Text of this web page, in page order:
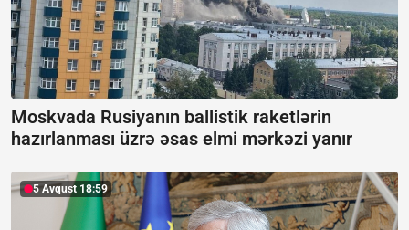
Moskvada Rusiyanın ballistik raketlərin
hazırlanması üzrə əsas elmi mərkəzi yanır
5 Avqust 18:59